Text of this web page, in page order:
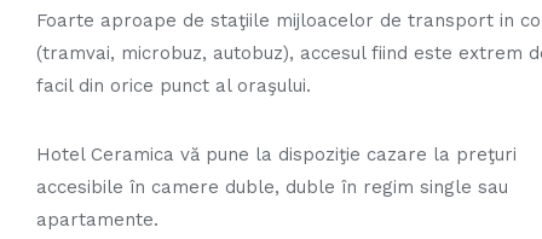
Foarte aproape de staţiile mijloacelor de transport in
(tramvai, microbuz, autobuz), accesul fiind este extrem
facil din orice punct al oraşului.
Hotel Ceramica vă pune la dispoziţie cazare la preţuri
accesibile în camere duble, duble în regim single sau
apartamente.